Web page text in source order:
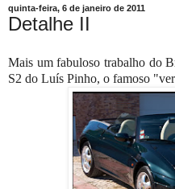
quinta-feira, 6 de janeiro de 2011
Detalhe II
Mais um fabuloso trabalho do
S2 do Luís Pinho, o famoso